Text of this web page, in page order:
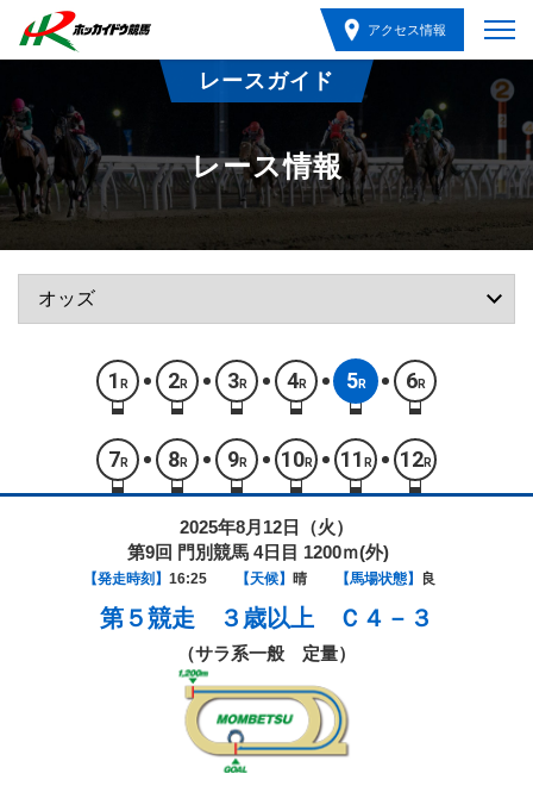
アクセス情報
レースガイド
レース情報
1 R 2R 3R 4R 5R 6R
7 R 8R 9R 10R 11 R 12R
2025年8月12日（火）
第9回 門別競馬 4日目 1200ｍ(外)
【発走時刻】 16:25 【天候】 晴 【馬場状態】 良
第５競走 ３歳以上 Ｃ４－３
（サラ系一般 定量）